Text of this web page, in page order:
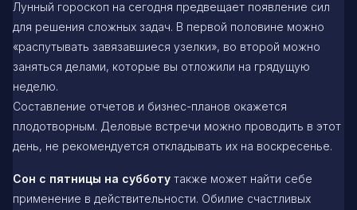
Лунный гороскоп на сегодня предвещает появление сил
для решения сложных задач. В первой половине можно
«распутывать завязавшиеся узелки», во второй можно
заняться делами, которые вы отложили на грядущую
неделю.
Составление отчетов и бизнес-планов окажется
плодотворным. Деловые встречи можно проводить в этот
день, не рекомендуется откладывать их на воскресенье.
Сон с пятницы на субботу также может найти себе
применение в действительности. Обилие счастливых